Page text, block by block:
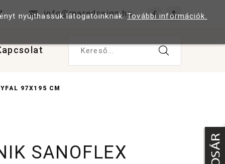
info@maredesign.hu
Kereső...
97X195 CM
SANOFLEX
nyújthassuk látogatóinknak.További információk.